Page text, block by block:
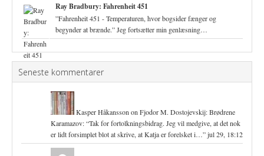
Ray Bradbury: Fahrenheit 451
”Fahrenheit 451 - Temperaturen, hvor bogsider fænger og
begynder at brænde.” Jeg fortsætter min genlæsning…
Seneste kommentarer
Kasper Håkansson on Fjodor M. Dostojevskij: Brødrene
Karamazov: “Tak for fortolkningsbidrag. Jeg vil medgive, at det nok
er lidt forsimplet blot at skrive, at Katja er forelsket i…”jul 29, 18:12